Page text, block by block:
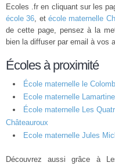
Ecoles .fr en cliquant sur les
école 36, etécole maternelle
de cette page, pensez à la
bien la diffuser par email à vos
Écoles à proximité
École maternelle le
Ecole maternelle
École maternelle Les
Châteauroux
Ecole maternelle Jules
Découvrez aussi grâce à